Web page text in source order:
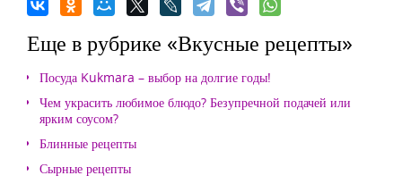
Еще в рубрике «Вкусные рецепты»
Посуда Kukmara – выбор на долгие годы!
Чем украсить любимое блюдо? Безупречной подачей или
ярким соусом?
Блинные рецепты
Сырные рецепты